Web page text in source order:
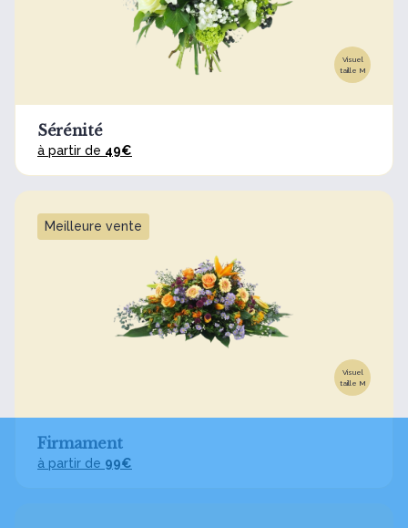
Visuel
taille M
Sérénité
à partir de 49€
Meilleure vente
Visuel
taille M
Firmament
à partir de 99€